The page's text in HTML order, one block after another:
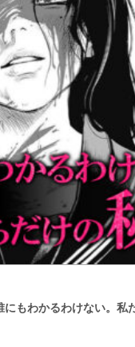
にもわかるわけない。私